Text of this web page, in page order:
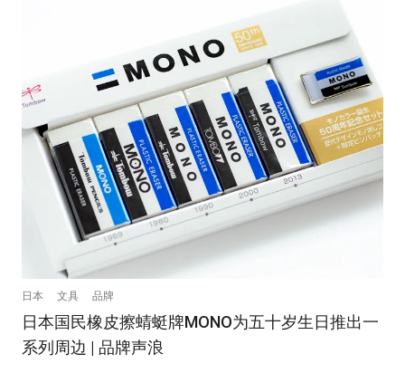
日本 文具 品牌
日本国民橡皮擦蜻蜓牌MONO为五十岁生日推出一
系列周边 | 品牌声浪